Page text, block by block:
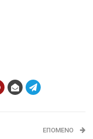
ΕΠΌΜΕΝΟ